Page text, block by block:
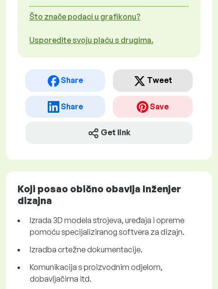
Što znače podaci u grafikonu?
Usporedite svoju plaću s drugima.
Share Tweet
Share Save
Get link
Koji posao obično obavlja Inženjer
dizajna
Izrada 3D modela strojeva, uređaja i opreme
pomoću specijaliziranog softvera za dizajn.
Izradba crtežne dokumentacije.
Komunikacija s proizvodnim odjelom,
dobavljačima itd.